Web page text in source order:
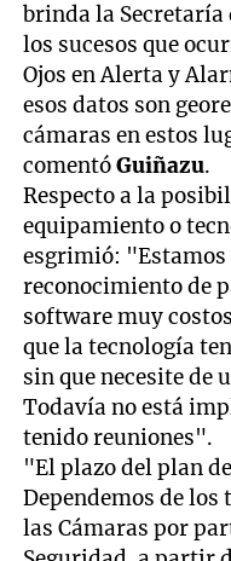
brinda la Secretaría
los sucesos que
Ojos en Alerta y
esos datos son
cámaras en estos
comentóGuiñazu.
Respecto a la
equipamiento o
esgrimió:
reconocimiento de
software muy
que la tecnología
sin que necesite de
Todavía no está
tenido reuniones".
"El plazo del plan
Dependemos de
las Cámaras por